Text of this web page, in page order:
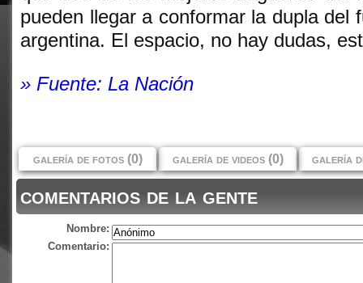
pueden llegar a conformar la dupla del
argentina. El espacio, no hay dudas,
» Fuente: La Nación
galería de fotos (0) galería de videos (0) galería
comentarios de la gente
Nombre:
Comentario: